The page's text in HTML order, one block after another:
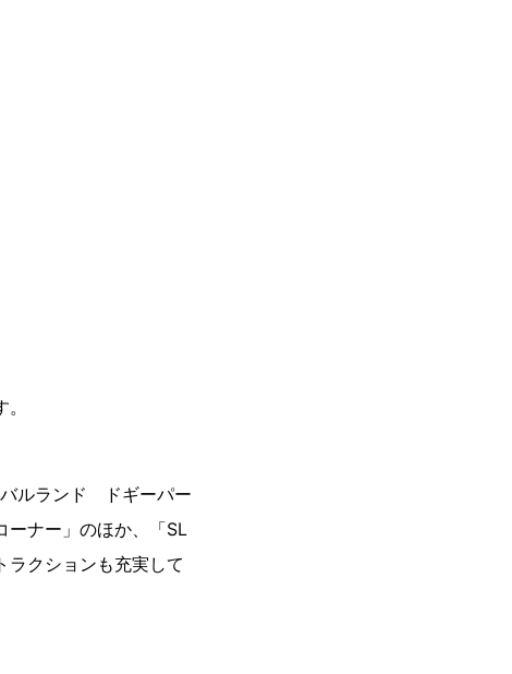
バルランド ドギーパー
ーナー」のほか、「SL
ラクションも充実して